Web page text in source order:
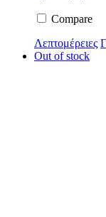
Compare
Λεπτομέρειες
Out of stock